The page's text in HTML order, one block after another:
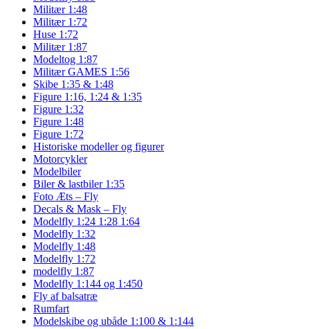
Militær 1:48
Militær 1:72
Huse 1:72
Militær 1:87
Modeltog 1:87
Militær GAMES 1:56
Skibe 1:35 & 1:48
Figure 1:16, 1:24 & 1:35
Figure 1:32
Figure 1:48
Figure 1:72
Historiske modeller og figurer
Motorcykler
Modelbiler
Biler & lastbiler 1:35
Foto Æts – Fly
Decals & Mask – Fly
Modelfly 1:24 1:28 1:64
Modelfly 1:32
Modelfly 1:48
Modelfly 1:72
modelfly 1:87
Modelfly 1:144 og 1:450
Fly af balsatræ
Rumfart
Modelskibe og ubåde 1:100 & 1:144